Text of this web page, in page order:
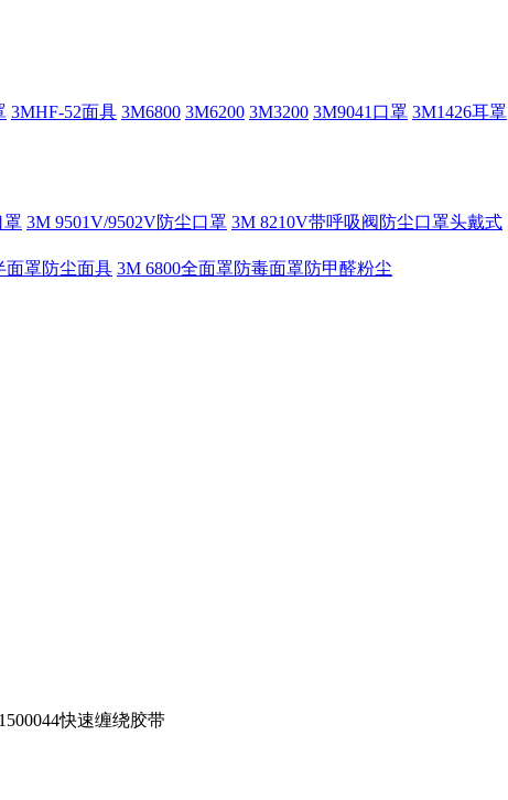
3MHF-52面具 3M6800 3M6200 3M3200 3M9041口罩 3M1426耳罩
罩 3M 9501V/9502V防尘口罩 3M 8210V带呼吸阀防尘口罩头戴式
面罩防尘面具 3M 6800全面罩防毒面罩防甲醛粉尘
快速缠绕胶带